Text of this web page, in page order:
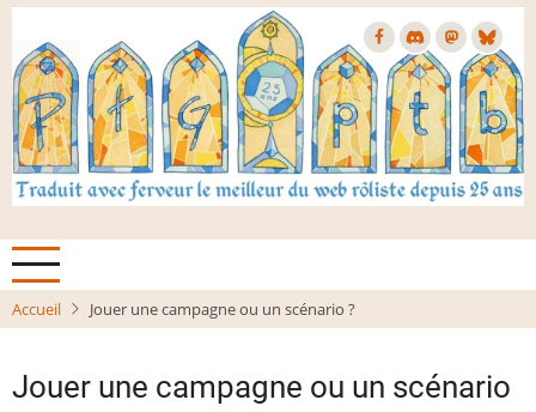
Aller
contenu
principal
Accueil Jouer une campagne ou un scénario ?
Jouer une campagne ou un scénario